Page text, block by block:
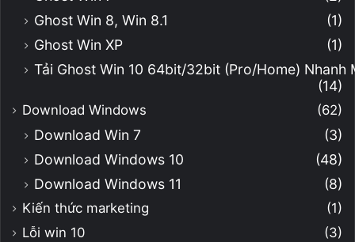
Ghost Win 8, Win 8.1
(1)
Ghost Win XP
(1)
Tải Ghost Win 10 64bit/32bit (Pro/Home)
(14)
Download Windows (62)
Download Win 7
(3)
Download Windows 10
(48)
Download Windows 11
(8)
Kiến thức marketing
(1)
Lỗi win 10
(3)